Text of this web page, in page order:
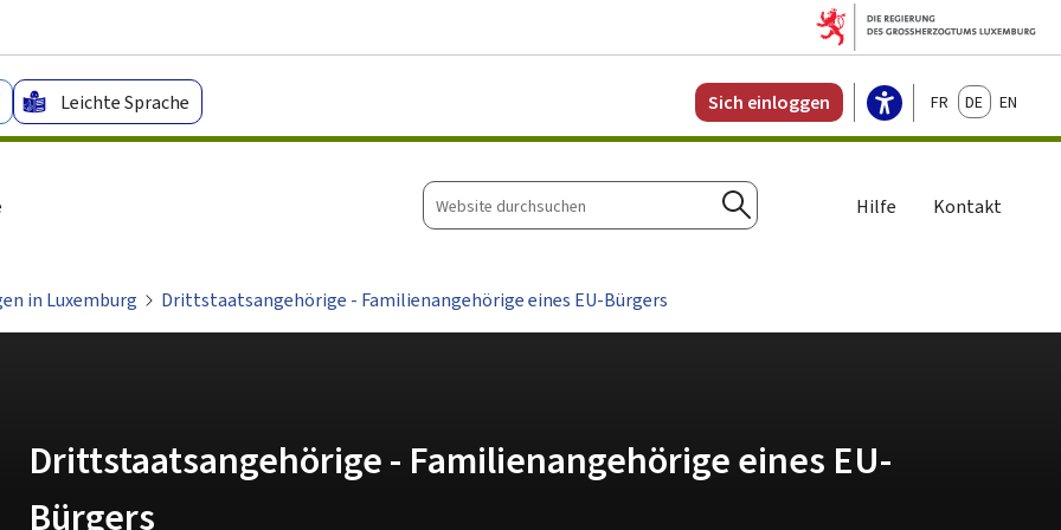
Leichte Sprache Sich einloggen FrançaisDeutschEnglish
Website
durchsuchen
Suchen
Hilfe Kontakt
in Luxemburg Drittstaatsangehörige - Familienangehörige eines EU-Bürgers
Drittstaatsangehörige - Familienangehörige eines EU-
Bürgers